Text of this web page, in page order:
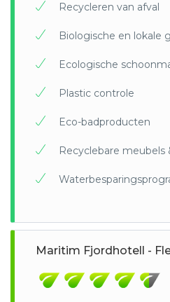
Recycleren van afval
Biologische en lokale
Ecologische
Plastic controle
Eco-badproducten
Recyclebare meubels
Maritim Fjordhotell -